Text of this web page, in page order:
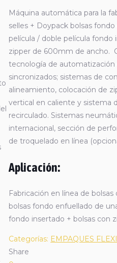
Máquina automática para la
selles + Doypack bolsas
película / doble película fondo
zipper de 600mm de ancho.
tecnología de
sincronizados; sistemas de
alineamiento, colocación de
vertical en caliente y sistema
recirculado. Sistemas
internacional, sección de
de troquelado en línea
Aplicación:
Fabricación en línea de
bolsas fondo enfuellado de
fondo insertado + bolsas con
Categorías: EMPAQUES
Share